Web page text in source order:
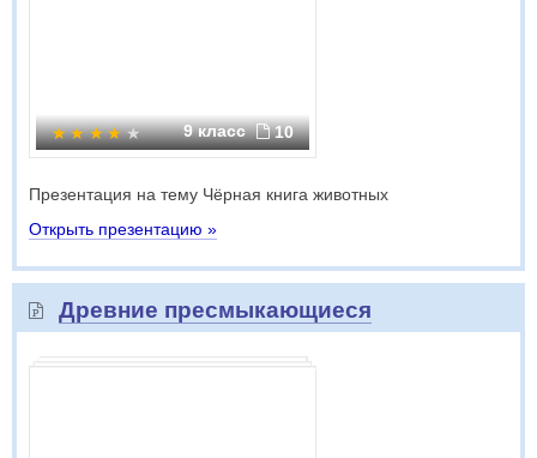
9 класс 10
Презентация на тему Чёрная книга животных
Открыть презентацию »
Древние пресмыкающиеся